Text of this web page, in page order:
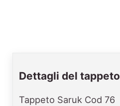
Dettagli del tappeto
Tappeto Saruk Cod 76